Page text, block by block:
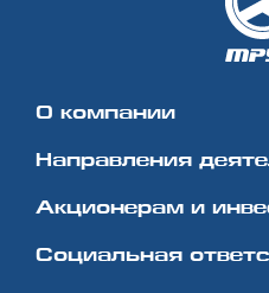
О компании
Направления
Акционерам и
Социальная